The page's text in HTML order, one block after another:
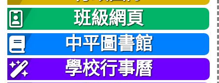
班級網頁
中平圖書館
學校行事曆